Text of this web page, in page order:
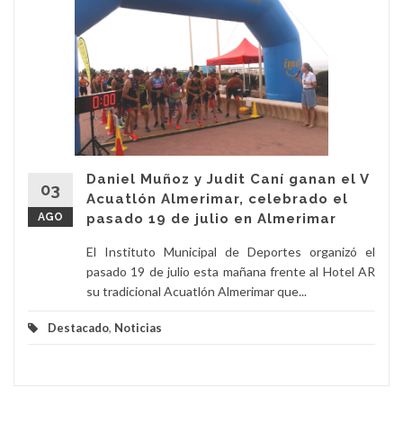
03
AGO
Daniel Muñoz y Judit Caní ganan el V
Acuatlón Almerimar, celebrado el
pasado 19 de julio en Almerimar
El Instituto Municipal de Deportes organizó el
pasado 19 de julio esta mañana frente al Hotel AR
su tradicional Acuatlón Almerimar que...
Destacado, Noticias